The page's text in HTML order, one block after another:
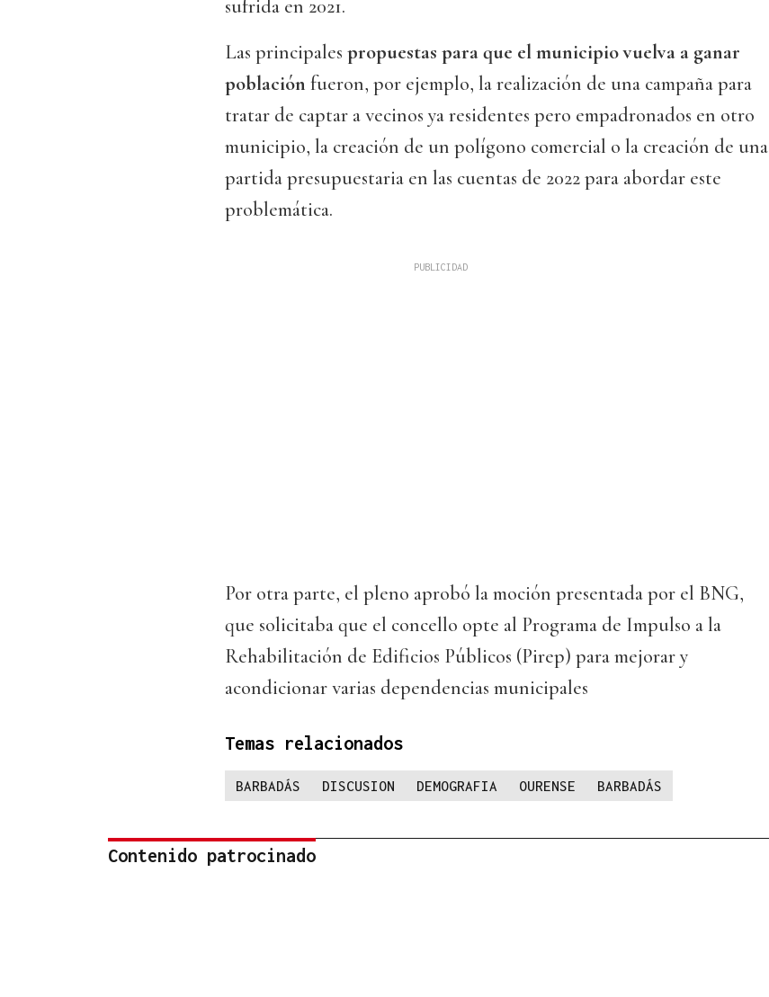
sufrida en 2021.
Las principales propuestas para que el municipio vuelva a ganar
población fueron, por ejemplo, la realización de una campaña para
tratar de captar a vecinos ya residentes pero empadronados en otro
municipio, la creación de un polígono comercial o la creación de una
partida presupuestaria en las cuentas de 2022 para abordar este
problemática.
Por otra parte, el pleno aprobó la moción presentada por el BNG,
que solicitaba que el concello opte al Programa de Impulso a la
Rehabilitación de Edificios Públicos (Pirep) para mejorar y
acondicionar varias dependencias municipales
Temas relacionados
BARBADÁS DISCUSION DEMOGRAFIA OURENSE BARBADÁS
Contenido patrocinado